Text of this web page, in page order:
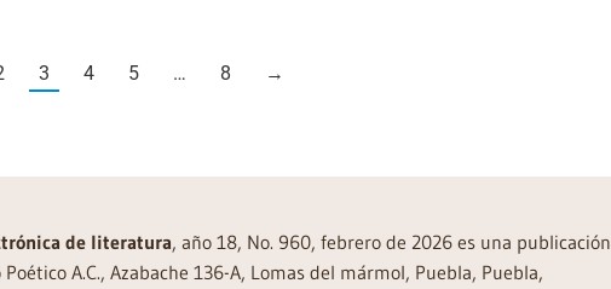
3 4 5 … 8 →
de literatura, año 18, No. 960, febrero de 2026 es una publicación
A.C., Azabache 136-A, Lomas del mármol, Puebla, Puebla,